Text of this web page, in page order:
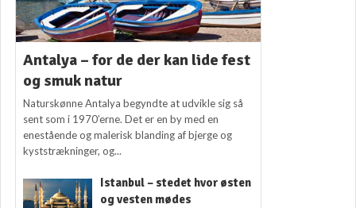
Antalya – for de der kan lide fest
og smuk natur
Naturskønne Antalya begyndte at udvikle sig så
sent som i 1970’erne. Det er en by med en
enestående og malerisk blanding af bjerge og
kyststrækninger, og...
Istanbul – stedet hvor østen
og vesten mødes